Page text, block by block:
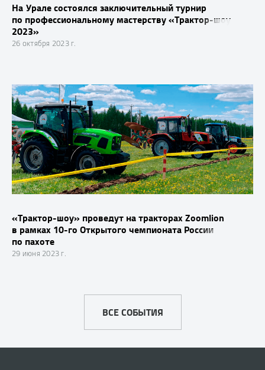
На Урале состоялся заключительный турнир
по профессиональному мастерству «Трактор-шоу
2023»
26 октября 2023 г.
«Трактор-шоу» проведут на тракторах Zoomlion
в рамках 10-го Открытого чемпионата России
по пахоте
29 июня 2023 г.
ВСЕ СОБЫТИЯ